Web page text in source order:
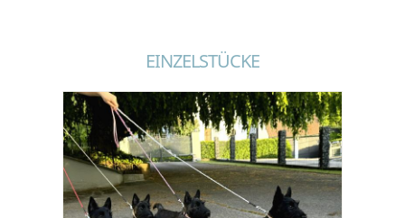
EINZELSTÜCKE